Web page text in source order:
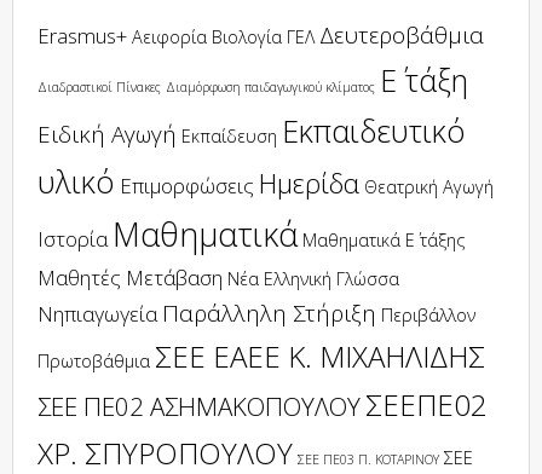
Erasmus+ Αειφορία Βιολογία ΓΕΛ Δευτεροβάθμια
Διαδραστικοί Πίνακες Διαμόρφωση παιδαγωγικού κλίματος Ε΄ τάξη
Ειδική Αγωγή Εκπαίδευση Εκπαιδευτικό
υλικό Επιμορφώσεις Ημερίδα Θεατρική Αγωγή
Ιστορία Μαθηματικά Μαθηματικά Ε΄ τάξης
Μαθητές Μετάβαση Νέα Ελληνική Γλώσσα
Νηπιαγωγεία Παράλληλη Στήριξη Περιβάλλον
Πρωτοβάθμια ΣΕΕ ΕΑΕΕ Κ. ΜΙΧΑΗΛΙΔΗΣ
ΣΕΕ ΠΕ02 ΑΣΗΜΑΚΟΠΟΥΛΟΥΣΕΕΠΕ02
ΧΡ. ΣΠΥΡΟΠΟΥΛΟΥ ΣΕΕ ΠΕ03 Π. ΚΟΤΑΡΙΝΟΥ ΣΕΕ